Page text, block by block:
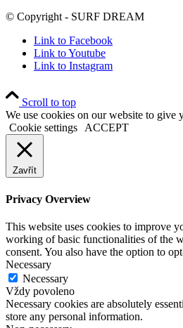
© Copyright - SURF DREAM
Link to Facebook
Link to Youtube
Link to Instagram
Scroll to top
We use cookies on our website to give
Cookie settings
ACCEPT
Zavřít
Privacy Overview
This website uses cookies to improve
working of basic functionalities of the
consent. You also have the option to
Necessary
Necessary
Vždy povoleno
Necessary cookies are absolutely
store any personal information.